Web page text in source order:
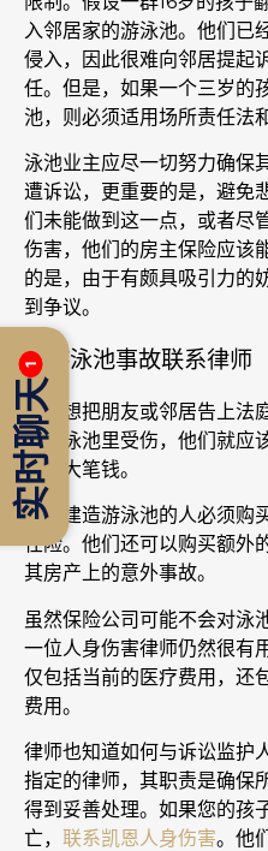
入邻居家的游泳池。他们已
侵入，因此很难向邻居提起
任。但是，如果一个三岁的
池，则必须适用场所责任法
泳池业主应尽一切努力确保
遭诉讼，更重要的是，避免
们未能做到这一点，或者尽
伤害，他们的房主保险应该
的是，由于有颇具吸引力的
到争议。
就游泳池事故联系律师
没人想把朋友或邻居告上法
的游泳池里受伤，他们就应
费一大笔钱。
决定建造游泳池的人必须购
任险。他们还可以购买额外
其房产上的意外事故。
虽然保险公司可能不会对泳
一位人身伤害律师仍然很有
仅包括当前的医疗费用，还
费用。
律师也知道如何与诉讼监护
指定的律师，其职责是确保
得到妥善处理。如果您的孩
亡， 联系凯恩人身伤害。他
实时聊天
1